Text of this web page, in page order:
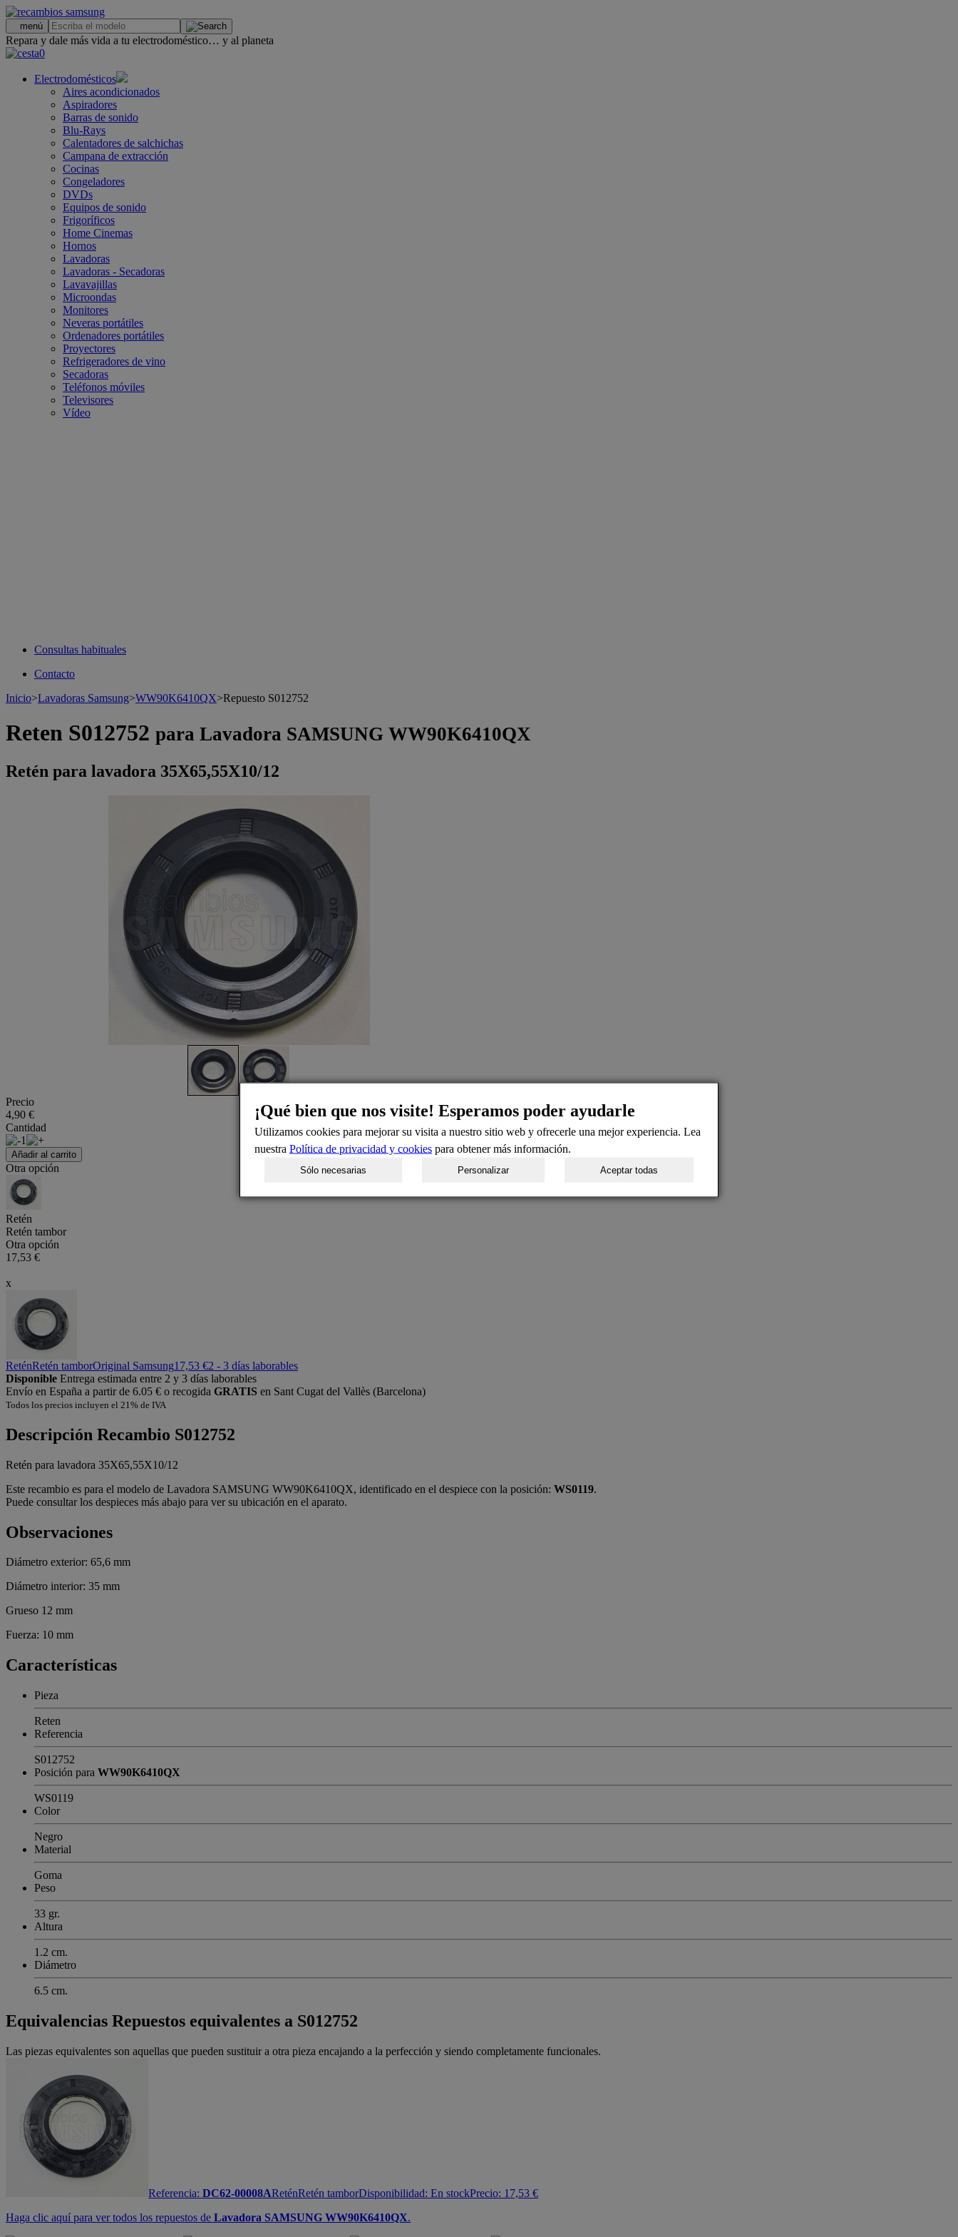
menú
Repara y dale más vida a tu electrodoméstico… y al planeta
0
Electrodomésticos
Aires acondicionados
Aspiradores
Barras de sonido
Blu-Rays
Calentadores de salchichas
Campana de extracción
Cocinas
Congeladores
DVDs
Equipos de sonido
Frigoríficos
Home Cinemas
Hornos
Lavadoras
Lavadoras - Secadoras
Lavavajillas
Microondas
Monitores
Neveras portátiles
Ordenadores portátiles
Proyectores
Refrigeradores de vino
Secadoras
Teléfonos móviles
Televisores
Vídeo
Consultas habituales
Contacto
Inicio>Lavadoras Samsung>WW90K6410QX>Repuesto S012752
Reten S012752 para Lavadora SAMSUNG WW90K6410QX
Retén para lavadora 35X65,55X10/12
Precio
4,90 €
Cantidad
1
Añadir al carrito
Otra opción
Retén
Retén tambor
Otra opción
17,53 €
x
ReténRetén tamborOriginal Samsung17,53 €2 - 3 días laborables
Disponible Entrega estimada entre 2 y 3 días laborables
Envío en España a partir de 6.05 € o recogida GRATIS en Sant Cugat del Vallès (Barcelona)
Todos los precios incluyen el 21% de IVA
Descripción Recambio S012752
Retén para lavadora 35X65,55X10/12
Este recambio es para el modelo de Lavadora SAMSUNG WW90K6410QX, identificado en el despiece con la posición: WS0119.
Puede consultar los despieces más abajo para ver su ubicación en el aparato.
Observaciones
Diámetro exterior: 65,6 mm
Diámetro interior: 35 mm
Grueso 12 mm
Fuerza: 10 mm
Características
Pieza
Reten
Referencia
S012752
Posición para WW90K6410QX
WS0119
Color
Negro
Material
Goma
Peso
33 gr.
Altura
1.2 cm.
Diámetro
6.5 cm.
Equivalencias Repuestos equivalentes a S012752
Las piezas equivalentes son aquellas que pueden sustituir a otra pieza encajando a la perfección y siendo completamente funcionales.
Referencia: DC62-00008AReténRetén tamborDisponibilidad: En stockPrecio: 17,53 €
Haga clic aquí para ver todos los repuestos de Lavadora SAMSUNG WW90K6410QX.
¡Qué bien que nos visite! Esperamos poder ayudarle
Utilizamos cookies para mejorar su visita a nuestro sitio web y ofrecerle una mejor experiencia. Lea
nuestra Política de privacidad y cookies para obtener más información.
Sólo necesarias Personalizar Aceptar todas